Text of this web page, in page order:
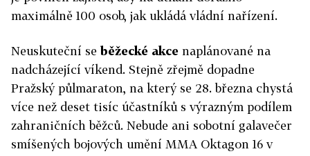
maximálně 100 osob, jak ukládá vládní nařízení.
Neuskuteční se běžecké akce naplánované na
nadcházející víkend. Stejně zřejmě dopadne
Pražský půlmaraton, na který se 28. března chystá
více než deset tisíc účastníků s výrazným podílem
zahraničních běžců. Nebude ani sobotní galavečer
smíšených bojových umění MMA Oktagon 16 v